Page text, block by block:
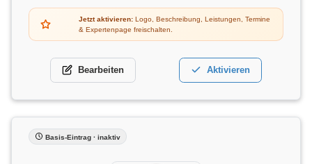
Jetzt aktivieren: Logo, Beschreibung, Leistungen, Termine
& Expertenpage freischalten.
Bearbeiten Aktivieren
Basis-Eintrag · inaktiv